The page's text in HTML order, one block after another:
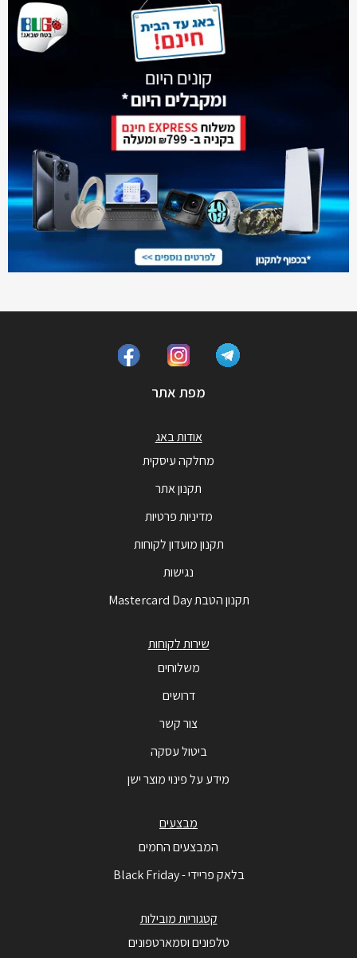
מפת אתר
אודות באג
מחלקה עיסקית
תקנון אתר
מדיניות פרטיות
תקנון מועדון לקוחות
נגישות
תקנון הטבת Mastercard Day
שירות לקוחות
משלוחים
דרושים
צור קשר
ביטול עסקה
מידע על פינוי מוצר ישן
מבצעים
המבצעים החמים
בלאק פריידי - Black Friday
קטגוריות מובילות
טלפונים וסמארטפונים